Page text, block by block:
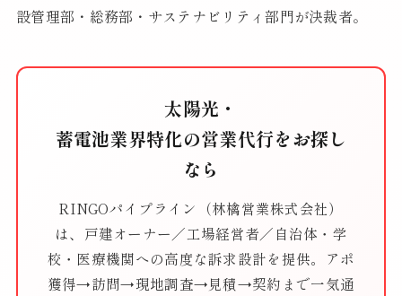
設管理部・総務部・サステナビリティ部門が決裁者。
太陽光・
蓄電池業界特化の営業代行をお探し
なら
RINGOパイプライン（林檎営業株式会社）
は、戸建オーナー／工場経営者／自治体・学
校・医療機関への高度な訴求設計を提供。アポ
獲得→訪問→現地調査→見積→契約まで一気通